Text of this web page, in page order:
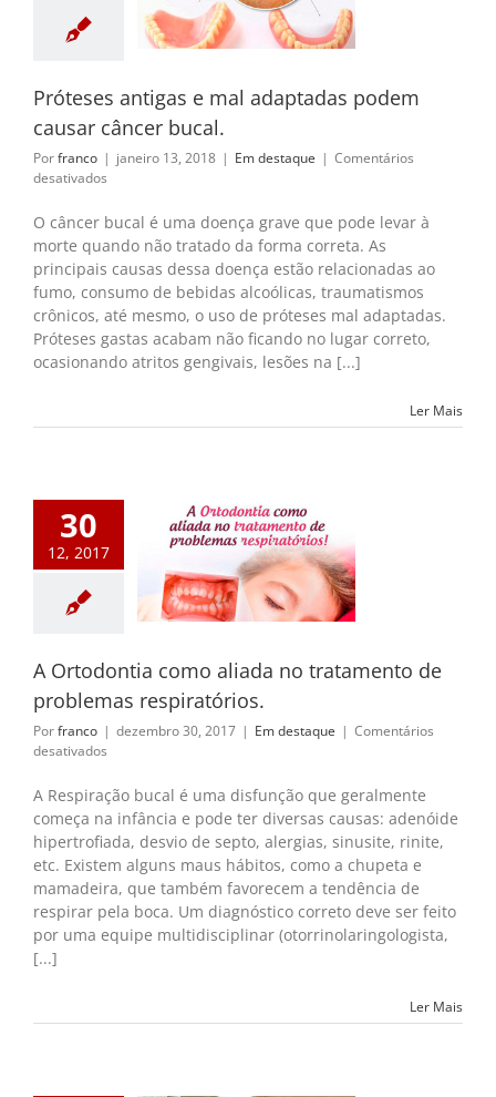
destaque
Próteses antigas e mal adaptadas podem
causar câncer bucal.
Porfranco | janeiro 13, 2018 | Em destaque | Comentários
desativados
antigas
mal
adaptadas
podem
causar
câncer
bucal.
O câncer bucal é uma doença grave que pode levar à
morte quando não tratado da forma correta. As
principais causas dessa doença estão relacionadas ao
fumo, consumo de bebidas alcoólicas, traumatismos
crônicos, até mesmo, o uso de próteses mal adaptadas.
Próteses gastas acabam não ficando no lugar correto,
ocasionando atritos gengivais, lesões na [...]
Ler Mais
30
12, 2017
como aliada
de
respiratórios.
destaque
A Ortodontia como aliada no tratamento de
problemas respiratórios.
Porfranco | dezembro 30, 2017 | Em destaque | Comentários
desativados
Ortodontia
como
aliada
no
tratamento
de
problemas
respiratórios.
A Respiração bucal é uma disfunção que geralmente
começa na infância e pode ter diversas causas: adenóide
hipertrofiada, desvio de septo, alergias, sinusite, rinite,
etc. Existem alguns maus hábitos, como a chupeta e
mamadeira, que também favorecem a tendência de
respirar pela boca. Um diagnóstico correto deve ser feito
por uma equipe multidisciplinar (otorrinolaringologista,
[...]
Ler Mais